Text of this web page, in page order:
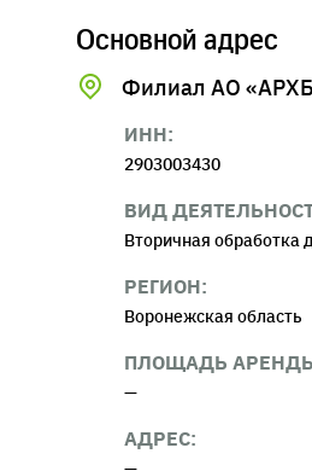
Основной адрес
Филиал АО
ИНН:
2903003430
ВИД
Вторичная обработка
РЕГИОН:
Воронежская область
ПЛОЩАДЬ
—
АДРЕС: